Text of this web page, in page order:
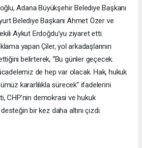
Adana Büyükşehir Belediye Başkanı
Belediye Başkanı Ahmet Özer ve
Aykut Erdoğdu’yu ziyaret etti.
yapan Çiler, yol arkadaşlarının
belirterek, “Bu günler geçecek.
de hep var olacak. Hak, hukuk
kararlılıkla sürecek” ifadelerini
CHP’nin demokrasi ve hukuk
bir kez daha altını çizdi.